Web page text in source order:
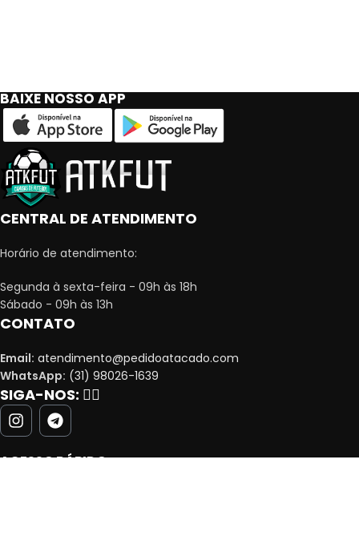
BAIXE NOSSO APP
CENTRAL DE ATENDIMENTO
Horário de atendimento:
Segunda à sexta-feira - 09h às 18h
Sábado - 09h às 13h
CONTATO
Email: atendimento@pedidoatacado.com
WhatsApp: (31) 98026-1639
SIGA-NOS: 👇🏻
ACESSO RÁPIDO